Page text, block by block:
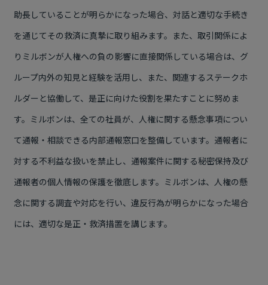
助長していることが明らかになった場合、対話と適切な手続き
を通じてその救済に真摯に取り組みます。また、取引関係によ
りミルボンが人権への負の影響に直接関係している場合は、グ
ループ内外の知見と経験を活用し、また、関連するステークホ
ルダーと協働して、是正に向けた役割を果たすことに努めま
す。ミルボンは、全ての社員が、人権に関する懸念事項につい
て通報・相談できる内部通報窓口を整備しています。通報者に
対する不利益な扱いを禁止し、通報案件に関する秘密保持及び
通報者の個人情報の保護を徹底します。ミルボンは、人権の懸
念に関する調査や対応を行い、違反行為が明らかになった場合
には、適切な是正・救済措置を講じます。